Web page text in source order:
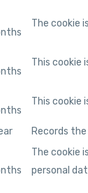
The cookie
This cookie
This cookie
Records
The cookie
personal